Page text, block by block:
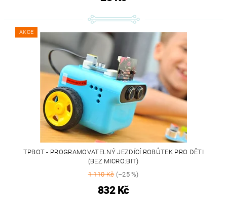
AKCE
TPBOT - PROGRAMOVATELNÝ JEZDÍCÍ ROBŮTEK PRO DĚTI
(BEZ MICRO:BIT)
1 110 Kč(–25 %)
832 Kč